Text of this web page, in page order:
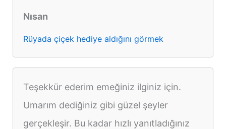
Nısan
Rüyada çiçek hediye aldığını görmek
Teşekkür ederim emeğiniz ilginiz için.
Umarım dediğiniz gibi güzel şeyler
gerçekleşir. Bu kadar hızlı yanıtladığınız